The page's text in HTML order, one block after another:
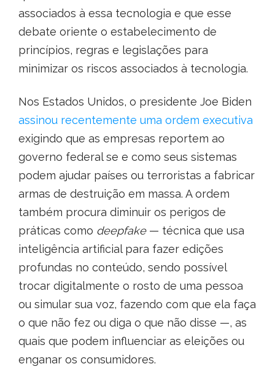
associados à essa tecnologia e que esse
debate oriente o estabelecimento de
princípios, regras e legislações para
minimizar os riscos associados à tecnologia.
Nos Estados Unidos, o presidente Joe Biden
assinou recentemente uma ordem executiva
exigindo que as empresas reportem ao
governo federal se e como seus sistemas
podem ajudar países ou terroristas a fabricar
armas de destruição em massa. A ordem
também procura diminuir os perigos de
práticas como deepfake— técnica que usa
inteligência artificial para fazer edições
profundas no conteúdo, sendo possível
trocar digitalmente o rosto de uma pessoa
ou simular sua voz, fazendo com que ela faça
o que não fez ou diga o que não disse —, as
quais que podem influenciar as eleições ou
enganar os consumidores.